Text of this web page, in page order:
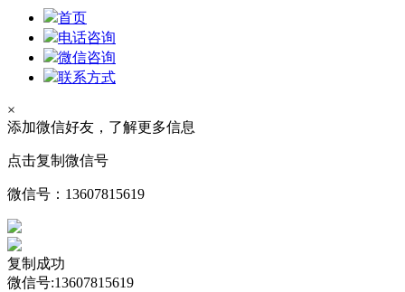
首页
电话咨询
微信咨询
联系方式
×
添加微信好友，了解更多信息
点击复制微信号
微信号： 13607815619
复制成功
微信号:13607815619